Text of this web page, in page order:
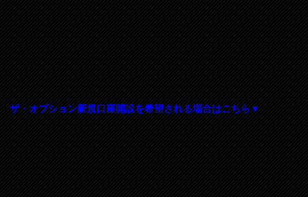
ザ・オプション新規口座開設を希望される場合はこちら▼